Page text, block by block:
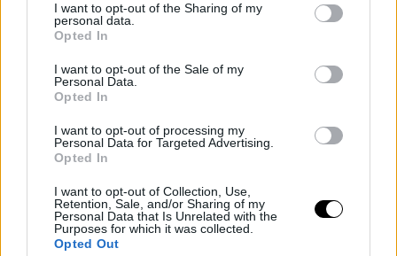
I want to opt-out of the Sharing of my
personal data.
Opted In
I want to opt-out of the Sale of my
Personal Data.
Opted In
I want to opt-out of processing my
Personal Data for Targeted Advertising.
Opted In
I want to opt-out of Collection, Use,
Retention, Sale, and/or Sharing of my
Personal Data that Is Unrelated with the
Purposes for which it was collected.
Opted Out
tagliandoli a fette sottili. Spella e
affetta i funghi. Metti da parte
Accendi il forno e preriscaldalo a
180° ventilato.
Ungi una teglia da 15 cm con del
clafoutis si attacchi. Metti da parte.
In una ciotola sbatti l’uovo con la